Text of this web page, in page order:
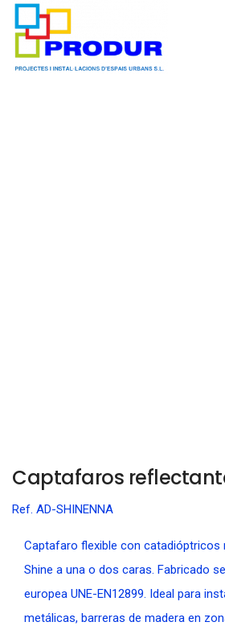
Captafaros
Captafaros
Ref. AD-SHINENNA
Captafaro flexible con catadióptricos
Shine a una o dos caras. Fabricado
europea UNE-EN12899. Ideal para
metálicas, barreras de madera en